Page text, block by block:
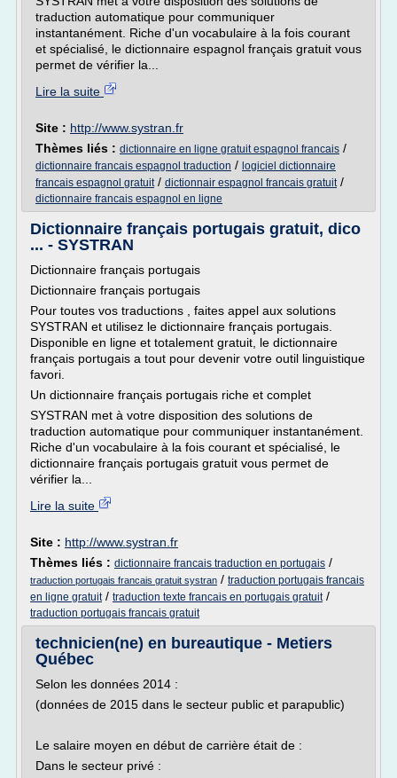
traduction automatique pour communiquer
instantanément. Riche d'un vocabulaire à la fois courant
et spécialisé, le dictionnaire espagnol français gratuit vous
permet de vérifier la...
Lire la suite
Site : http://www.systran.fr
Thèmes liés : dictionnaire en ligne gratuit espagnol francais /
dictionnaire francais espagnol traduction / logiciel dictionnaire
francais espagnol gratuit/ dictionnair espagnol francais gratuit/
dictionnaire francais espagnol en ligne
Dictionnaire français portugais gratuit, dico
... - SYSTRAN
Dictionnaire français portugais
Dictionnaire français portugais
Pour toutes vos traductions , faites appel aux solutions
SYSTRAN et utilisez le dictionnaire français portugais.
Disponible en ligne et totalement gratuit, le dictionnaire
français portugais a tout pour devenir votre outil linguistique
favori.
Un dictionnaire français portugais riche et complet
SYSTRAN met à votre disposition des solutions de
traduction automatique pour communiquer instantanément.
Riche d'un vocabulaire à la fois courant et spécialisé, le
dictionnaire français portugais gratuit vous permet de
vérifier la...
Lire la suite
Site : http://www.systran.fr
Thèmes liés : dictionnaire francais traduction en portugais /
traduction portugais francais gratuit systran / traduction portugais francais
en ligne gratuit/ traduction texte francais en portugais gratuit/
traduction portugais francais gratuit
technicien(ne) en bureautique - Metiers
Québec
Selon les données 2014 :
(données de 2015 dans le secteur public et parapublic)
Le salaire moyen en début de carrière était de :
Dans le secteur privé :